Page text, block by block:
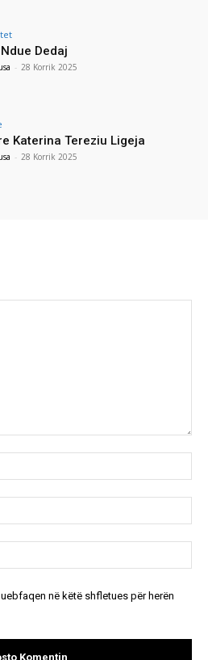
Dedaj
- 28 Korrik 2025
Katerina Tereziu Ligeja
- 28 Korrik 2025
në këtë shfletues për herën